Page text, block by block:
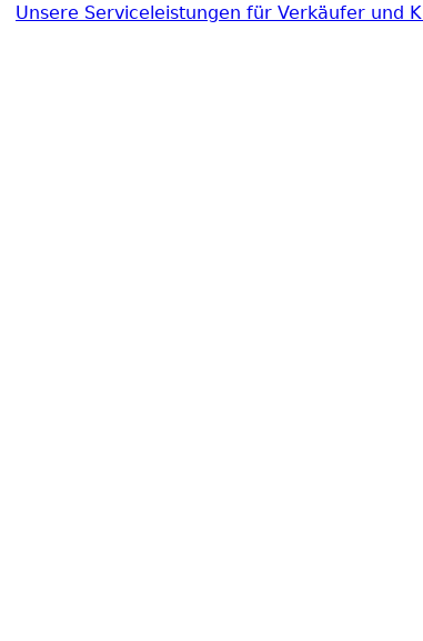
Unsere Serviceleistungen für Verkäufer und